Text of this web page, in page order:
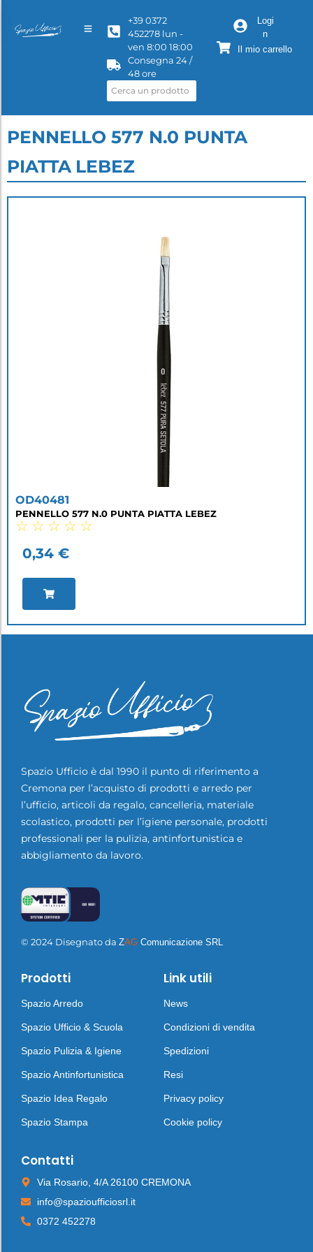
+39 0372
452278 lun -
ven 8:00 18:00
Consegna 24 /
48 ore
Logi
n
Il mio carrello
PENNELLO 577 N.0 PUNTA
PIATTA LEBEZ
OD40481
PENNELLO 577 N.0 PUNTA PIATTA LEBEZ
☆ ☆ ☆ ☆ ☆
0,34 €
Spazio Ufficio è dal 1990 il punto di riferimento a
Cremona per l’acquisto di prodotti e arredo per
l’ufficio, articoli da regalo, cancelleria, materiale
scolastico, prodotti per l’igiene personale, prodotti
professionali per la pulizia, antinfortunistica e
abbigliamento da lavoro.
© 2024 Disegnato da ZAG Comunicazione SRL
Prodotti
Spazio Arredo
Spazio Ufficio & Scuola
Spazio Pulizia & Igiene
Spazio Antinfortunistica
Spazio Idea Regalo
Spazio Stampa
Link utili
News
Condizioni di vendita
Spedizioni
Resi
Privacy policy
Cookie policy
Contatti
Via Rosario, 4/A 26100 CREMONA
info@spazioufficiosrl.it
0372 452278